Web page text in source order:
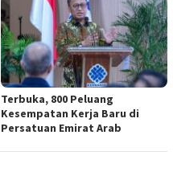
Terbuka, 800 Peluang
Kesempatan Kerja Baru di
Persatuan Emirat Arab